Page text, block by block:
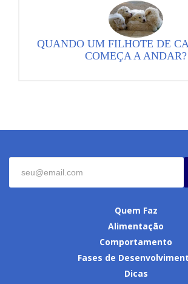
QUANDO UM FILHOTE DE
COMEÇA A ANDAR?
Quem Faz
Alimentação
Comportamento
Fases de
Dicas